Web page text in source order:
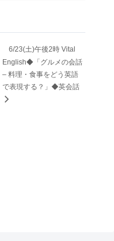
6/23(土)午後2時 Vital
English◆「グルメの会話
– 料理・食事をどう英語
で表現する？」◆英会話